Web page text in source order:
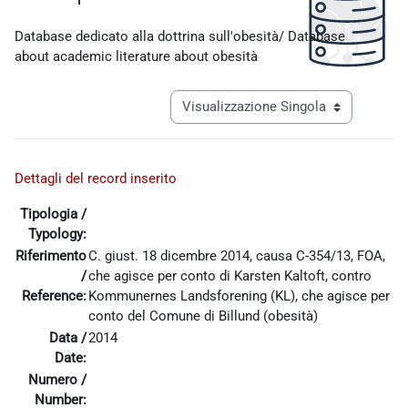
Database dedicato alla dottrina sull'obesità/ Database
about academic literature about obesità
Navigazione terziaria modalità
Dettagli del record inserito
Tipologia /
Typology:
Riferimento
/
Reference:
C. giust. 18 dicembre 2014, causa C-354/13, FOA,
che agisce per conto di Karsten Kaltoft, contro
Kommunernes Landsforening (KL), che agisce per
conto del Comune di Billund (obesità)
Data /
Date:
2014
Numero /
Number: